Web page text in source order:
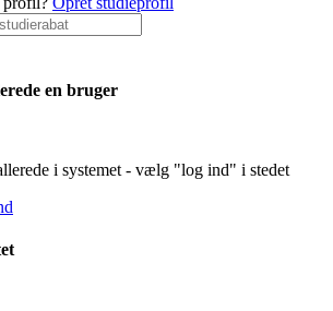
en bruger
i systemet - vælg "log ind" i stedet